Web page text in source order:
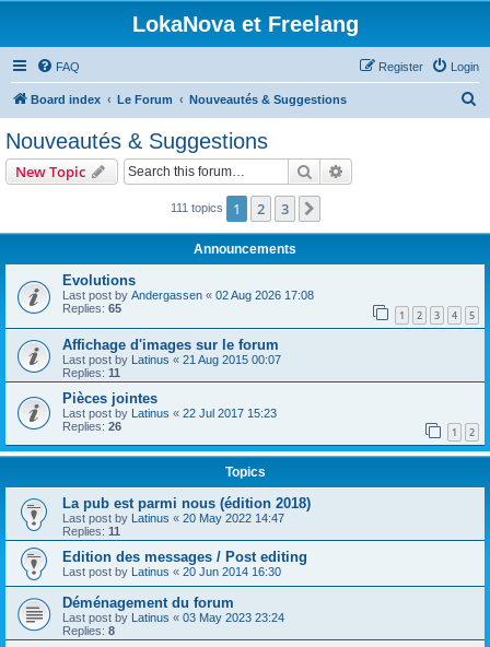
LokaNova et Freelang
FAQ Login
Register
Board index Le Forum Nouveautés & Suggestions
Nouveautés & Suggestions
New Topic Search
111 topics 1 2 3
Announcements
Evolutions
Last post by Andergassen « 02 Aug 2026 17:08
Replies: 65 1 2 3 4 5
Affichage d'images sur le forum
Last post by Latinus « 21 Aug 2015 00:07
Replies: 11
Pièces jointes
Last post by Latinus « 22 Jul 2017 15:23
Replies: 26 1 2
Topics
La pub est parmi nous (édition 2018)
Last post by Latinus « 20 May 2022 14:47
Replies: 11
Edition des messages / Post editing
Last post by Latinus « 20 Jun 2014 16:30
Déménagement du forum
Last post by Latinus « 03 May 2023 23:24
Replies: 8